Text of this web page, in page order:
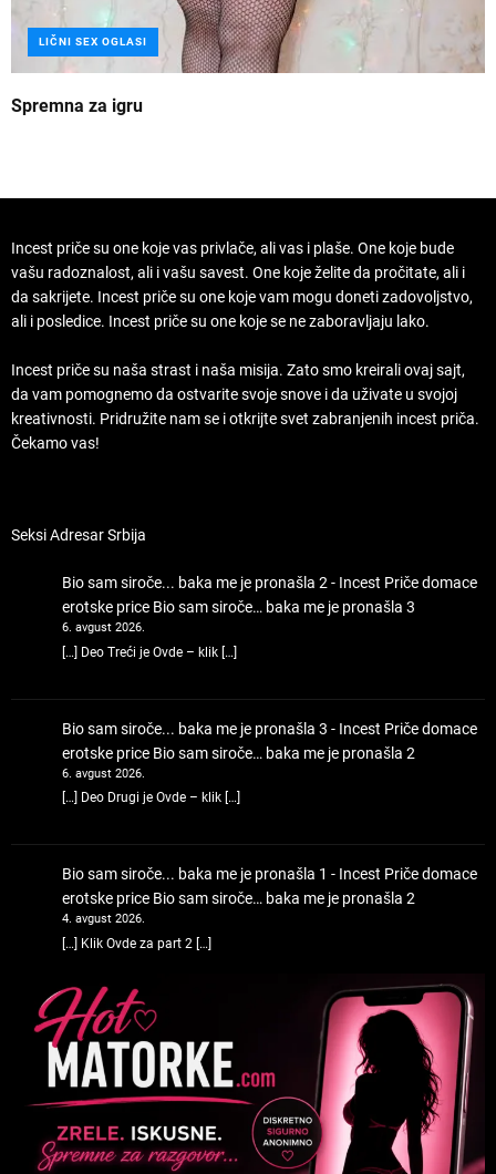
LIČNI SEX OGLASI
Spremna za igru
Incest priče su one koje vas privlače, ali vas i plaše. One koje bude
vašu radoznalost, ali i vašu savest. One koje želite da pročitate, ali i
da sakrijete. Incest priče su one koje vam mogu doneti zadovoljstvo,
ali i posledice. Incest priče su one koje se ne zaboravljaju lako.
Incest priče su naša strast i naša misija. Zato smo kreirali ovaj sajt,
da vam pomognemo da ostvarite svoje snove i da uživate u svojoj
kreativnosti. Pridružite nam se i otkrijte svet zabranjenih incest priča.
Čekamo vas!
Seksi Adresar Srbija
Bio sam siroče... baka me je pronašla 2 - Incest Priče domace
erotske price Bio sam siroče… baka me je pronašla 3
6. avgust 2026.
[…] Deo Treći je Ovde – klik […]
Bio sam siroče... baka me je pronašla 3 - Incest Priče domace
erotske price Bio sam siroče… baka me je pronašla 2
6. avgust 2026.
[…] Deo Drugi je Ovde – klik […]
Bio sam siroče... baka me je pronašla 1 - Incest Priče domace
erotske price Bio sam siroče… baka me je pronašla 2
4. avgust 2026.
[…] Klik Ovde za part 2 […]